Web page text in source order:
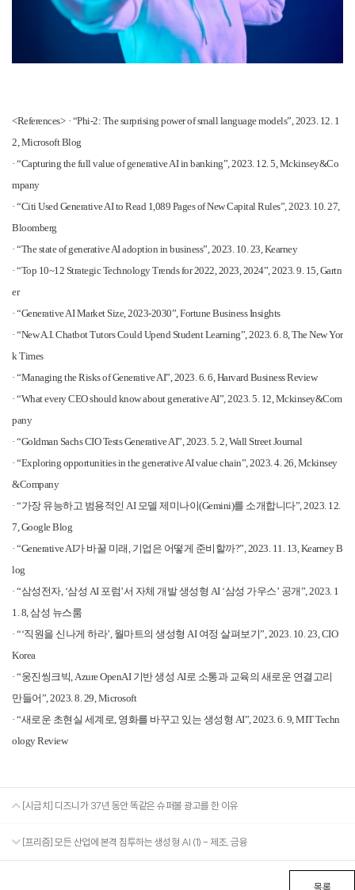
<References> · “Phi-2: The surprising power of small language models”, 2023. 12. 1
2, Microsoft Blog
· “Capturing the full value of generative AI in banking”, 2023. 12. 5, Mckinsey&Co
mpany
· “Citi Used Generative AI to Read 1,089 Pages of New Capital Rules”, 2023. 10. 27,
Bloomberg
· “The state of generative AI adoption in business”, 2023. 10. 23, Kearney
· “Top 10~12 Strategic Technology Trends for 2022, 2023, 2024”, 2023. 9. 15, Gartn
er
· “Generative AI Market Size, 2023-2030”, Fortune Business Insights
· “New A.I. Chatbot Tutors Could Upend Student Learning”, 2023. 6. 8, The New Yor
k Times
· “Managing the Risks of Generative AI”, 2023. 6. 6, Harvard Business Review
· “What every CEO should know about generative AI”, 2023. 5. 12, Mckinsey&Com
pany
· “Goldman Sachs CIO Tests Generative AI”, 2023. 5. 2, Wall Street Journal
· “Exploring opportunities in the generative AI value chain”, 2023. 4. 26, Mckinsey
&Company
· “가장 유능하고 범용적인 AI 모델 제미나이(Gemini)를 소개합니다”, 2023. 12.
7, Google Blog
· “Generative AI가 바꿀 미래 기업은 어떻게 준비할까?”, 2023. 11. 13, Kearney B
log
· “삼성전자, ‘삼성 AI 포럼’서 자체 개발 생성형 AI ‘삼성 가우스’ 공개”, 2023. 1
1. 8, 삼성 뉴스룸
· “‘직원을 신나게 하라’, 월마트의 생성형 AI 여정 살펴보기”, 2023. 10. 23, CIO
Korea
· “웅진씽크빅 , Azure OpenAI 기반 생성 AI로 소통과 교육의 새로운 연결고리
만들어”, 2023. 8. 29, Microsoft
· “새로운 초현실 세계로 영화를 바꾸고 있는 생성형 AI”, 2023. 6. 9, MIT Techn
ology Review
[시금치] 디즈니가 37년 동안 똑같은 슈퍼볼 광고를 한 이유
[프리즘] 모든 산업에 본격 침투하는 생성형 AI (1) - 제조, 금융
목록